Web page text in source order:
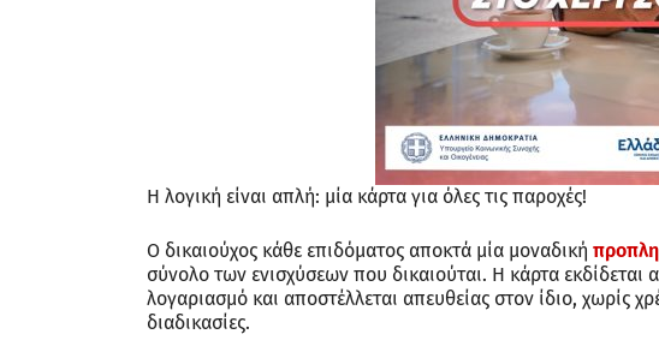
Η λογική είναι απλή: μία κάρτα για όλες τις παροχές!
Ο δικαιούχος κάθε επιδόματος αποκτά μία μοναδική
σύνολο των ενισχύσεων που δικαιούται. Η κάρτα
λογαριασμό και αποστέλλεται απευθείας στον ίδιο, χωρίς
διαδικασίες.